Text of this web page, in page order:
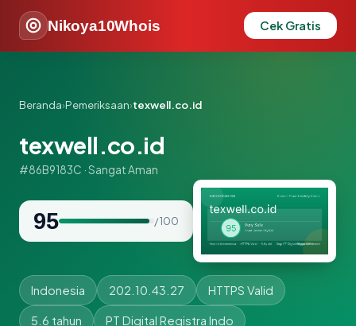
Nikoya10Whois Cek Gratis
Beranda›Pemeriksaan›texwell.co.id
texwell.co.id
#86B9183C · Sangat Aman
95 / 100
Indonesia 202.10.43.27 HTTPS Valid
5.6 tahun PT Digital Registra Indo